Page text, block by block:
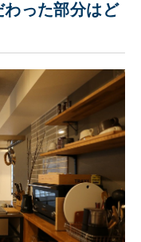
った部分はど